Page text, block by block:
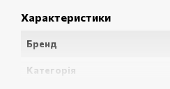
Характеристики
Бренд
Категорія